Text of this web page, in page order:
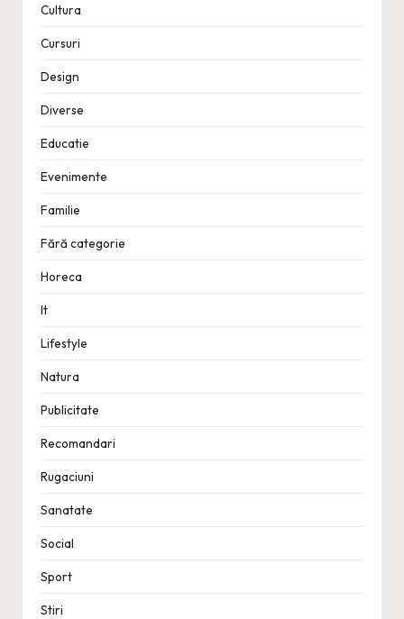
Cultura
Cursuri
Design
Diverse
Educatie
Evenimente
Familie
Fără categorie
Horeca
It
Lifestyle
Natura
Publicitate
Recomandari
Rugaciuni
Sanatate
Social
Sport
Stiri